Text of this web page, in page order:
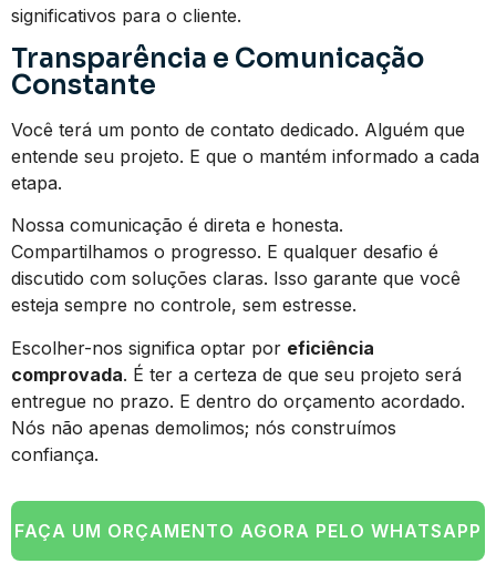
significativos para o cliente.
Transparência e Comunicação
Constante
Você terá um ponto de contato dedicado. Alguém que
entende seu projeto. E que o mantém informado a cada
etapa.
Nossa comunicação é direta e honesta.
Compartilhamos o progresso. E qualquer desafio é
discutido com soluções claras. Isso garante que você
esteja sempre no controle, sem estresse.
Escolher-nos significa optar por eficiência
comprovada. É ter a certeza de que seu projeto será
entregue no prazo. E dentro do orçamento acordado.
Nós não apenas demolimos; nós construímos
confiança.
FAÇA UM ORÇAMENTO AGORA PELO WHATSAPP